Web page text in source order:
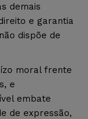
demais
e garantia
dispõe de
moral frente
e
embate
de expressão,